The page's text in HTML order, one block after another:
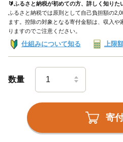
🔰ふるさと納税が初めての方、詳しく知りた
ふるさと納税では原則として自己負担額の
ます。控除の対象となる寄付金額は、収入
りますのでご注意ください。
仕組みについて知る 上限
数量
寄